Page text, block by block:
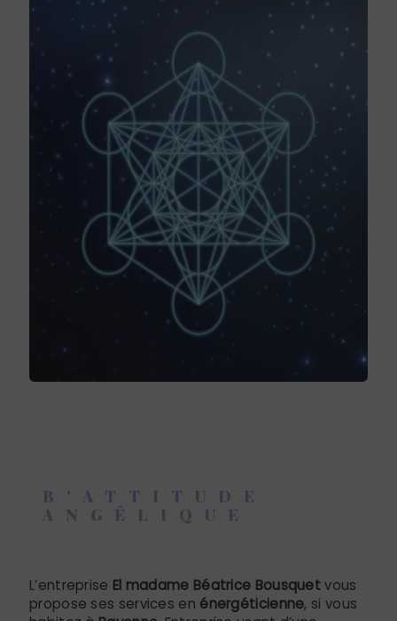
B'ATTITUDE
ANGÉLIQUE
L’entreprise El madame Béatrice Bousquetvous
propose ses services en énergéticienne, si vous